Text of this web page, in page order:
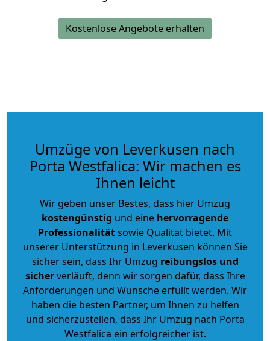
Kostenlose Angebote erhalten
Umzüge von Leverkusen nach
Porta Westfalica: Wir machen es
Ihnen leicht
Wir geben unser Bestes, dass hier Umzug
kostengünstig und eine hervorragende
Professionalitätsowie Qualität bietet. Mit
unserer Unterstützung in Leverkusen können Sie
sicher sein, dass Ihr Umzug reibungslos und
sicherverläuft, denn wir sorgen dafür, dass Ihre
Anforderungen und Wünsche erfüllt werden. Wir
haben die besten Partner, um Ihnen zu helfen
und sicherzustellen, dass Ihr Umzug nach Porta
Westfalica ein erfolgreicher ist.